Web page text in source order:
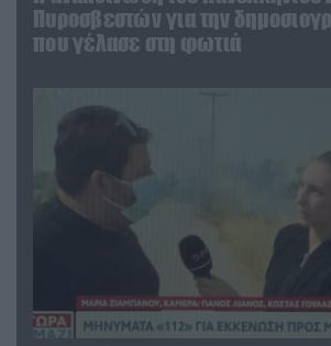
Πυροσβεστών για την
που γέλασε στη φωτιά